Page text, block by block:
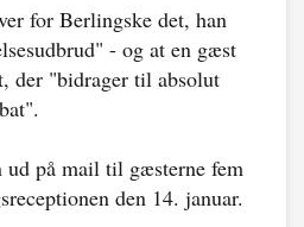
for Berlingske det, han
- og at en gæst
der "bidrager til absolut
ud på mail til gæsterne fem
den 14. januar.